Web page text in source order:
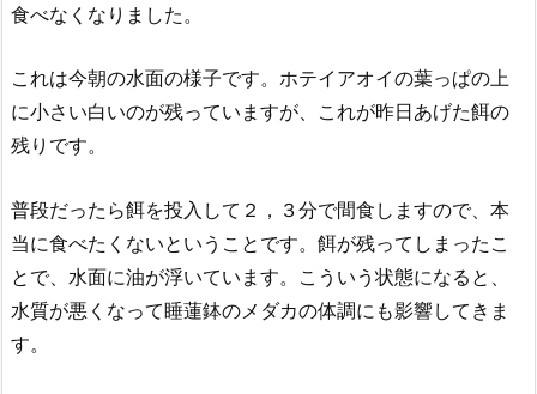
食べなくなりました。
これは今朝の水面の様子です。ホテイアオイの葉っぱの上
に小さい白いのが残っていますが、これが昨日あげた餌の
残りです。
普段だったら餌を投入して２，３分で間食しますので、本
当に食べたくないということです。餌が残ってしまったこ
とで、水面に油が浮いています。こういう状態になると、
水質が悪くなって睡蓮鉢のメダカの体調にも影響してきま
す。